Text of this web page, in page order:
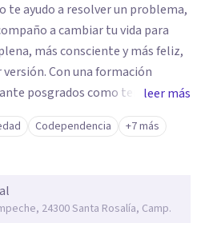
te ayudo a resolver un problema,
a cambiar tu vida para
más consciente y más feliz,
formación
posgrados como terapeuta
así como con respaldo
clínica de más de 26 años y
clara y directa para darte
dirección firme de tu proceso
leer más
Codependencia +7 más
24300 Santa Rosalía, Camp.